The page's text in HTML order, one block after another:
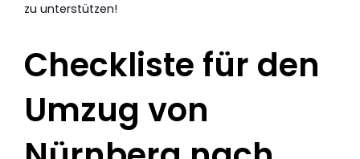
zu unterstützen!
Checkliste für den
Umzug von